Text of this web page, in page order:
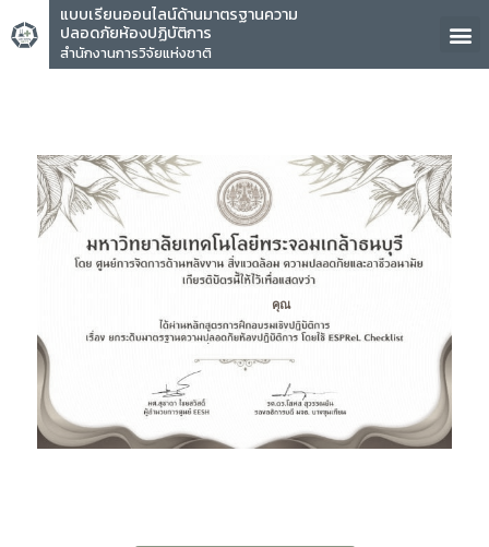
แบบเรียนออนไลน์ด้านมาตรฐานความ
ปลอดภัยห้องปฏิบัติการ
สำนักงานการวิจัยแห่งชาติ
คุณ